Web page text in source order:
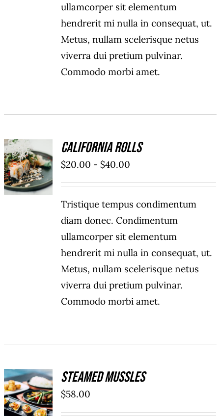
ullamcorper sit elementum
hendrerit mi nulla in consequat, ut.
Metus, nullam scelerisque netus
viverra dui pretium pulvinar.
Commodo morbi amet.
SELECCIONAR
OPCIONES
/
DETAILS
California Rolls
$20.00 - $40.00
de
Tristique tempus condimentum
diam donec. Condimentum
ullamcorper sit elementum
hendrerit mi nulla in consequat, ut.
Metus, nullam scelerisque netus
viverra dui pretium pulvinar.
Commodo morbi amet.
AÑADIR
AL
CARRITO
/
Steamed Mussles
$58.00